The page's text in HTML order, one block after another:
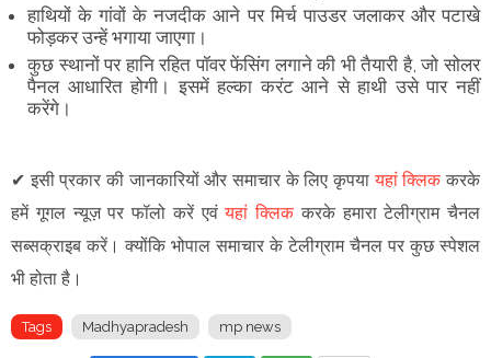
हाथियों के गांवों के नजदीक आने पर मिर्च पाउडर जलाकर और पटाखे
फोड़कर उन्हें भगाया जाएगा।
कुछ स्थानों पर हानि रहित पॉवर फेंसिंग लगाने की भी तैयारी है, जो सोलर
पैनल आधारित होगी। इसमें हल्का करंट आने से हाथी उसे पार नहीं
करेंगे।
✔ इसी प्रकार की जानकारियों और समाचार के लिए कृपयायहां क्लिक करके
हमें गूगल न्यूज़ पर फॉलो करें एवंयहां क्लिक करके हमारा टेलीग्राम चैनल
सब्सक्राइब करें। क्योंकि भोपाल समाचार के टेलीग्राम चैनल पर कुछ स्पेशल
भी होता है।
Tags Madhyapradesh mp news